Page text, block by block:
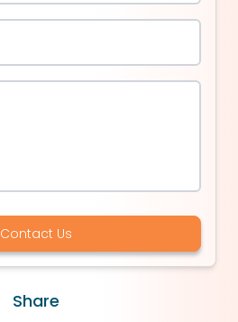
Contact Us
Share